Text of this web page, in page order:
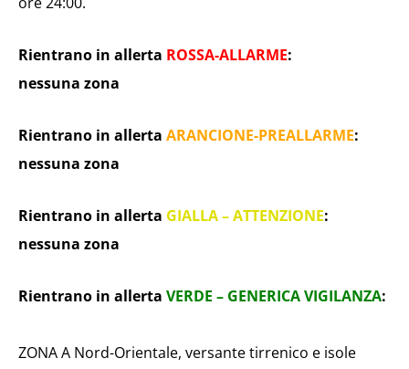
Rientrano in allerta ROSSA-ALLARME:
nessuna zona
Rientrano in allerta ARANCIONE-PREALLARME:
nessuna zona
Rientrano in allerta GIALLA – ATTENZIONE:
nessuna zona
Rientrano in allerta VERDE – GENERICA VIGILANZA:
ZONA A Nord-Orientale, versante tirrenico e isole